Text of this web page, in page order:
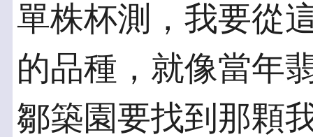
單株杯測，我要從
的品種，就像當年
鄒築園要找到那顆